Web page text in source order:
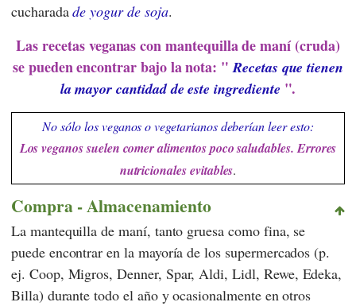
cucharadade yogur de soja.
Las recetas veganas con mantequilla de maní (cruda)
se pueden encontrar bajo la nota: "Recetas que tienen
la mayor cantidad de este ingrediente ".
No sólo los veganos o vegetarianos deberían leer esto:
Los veganos suelen comer alimentos poco saludables. Errores
nutricionales evitables.
Compra - Almacenamiento
La mantequilla de maní, tanto gruesa como fina, se
puede encontrar en la mayoría de los supermercados (p.
ej. Coop, Migros,Denner, Spar,Aldi,Lidl, Rewe, Edeka,
Billa) durante todo el año y ocasionalmente en otros